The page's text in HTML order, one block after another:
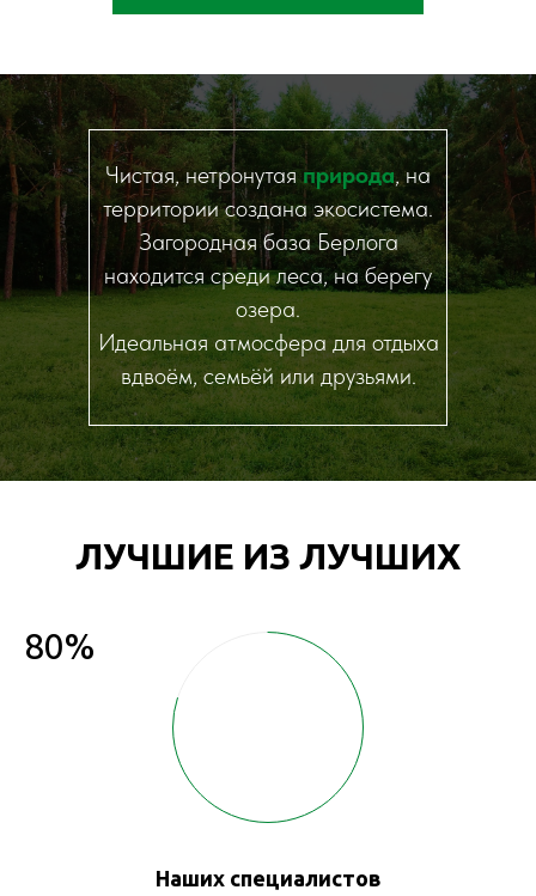
Чистая, нетронутаяприрода, на
территории создана экосистема.
Загородная база Берлога
находится среди леса, на берегу
озера.
Идеальная атмосфера для отдыха
вдвоём, семьёй или друзьями.
ЛУЧШИЕ ИЗ ЛУЧШИХ
80%
Наших специалистов